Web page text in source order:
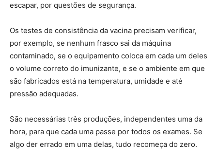
escapar, por questões de segurança.
Os testes de consistência da vacina precisam verificar,
por exemplo, se nenhum frasco sai da máquina
contaminado, se o equipamento coloca em cada um deles
o volume correto do imunizante, e se o ambiente em que
são fabricados está na temperatura, umidade e até
pressão adequadas.
São necessárias três produções, independentes uma da
hora, para que cada uma passe por todos os exames. Se
algo der errado em uma delas, tudo recomeça do zero.